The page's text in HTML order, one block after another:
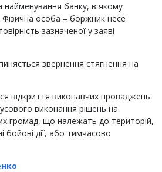
найменування банку, в якому
Фізична особа – боржник несе
зазначеної у заяві
звернення стягнення на
відкриття виконавчих проваджень
виконання рішень на
громад, що належать до територій,
бойові дії, або тимчасово